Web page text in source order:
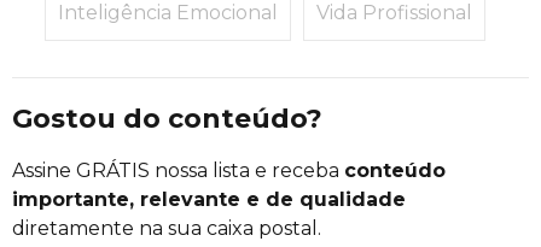
Inteligência Emocional Vida Profissional
Gostou do conteúdo?
Assine GRÁTIS nossa lista e receba conteúdo
importante, relevante e de qualidade
diretamente na sua caixa postal.